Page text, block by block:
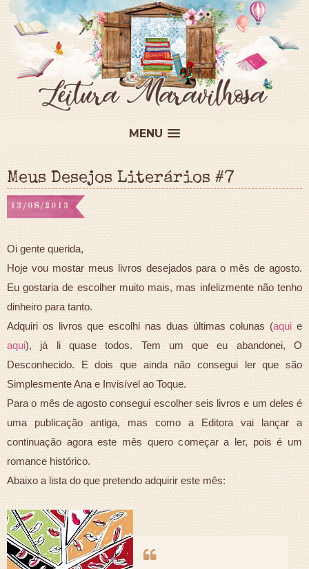
MENU
Meus Desejos Literários #7
13/08/2013
Oi gente querida,
Hoje vou mostar meus livros desejados para o mês de agosto.
Eu gostaria de escolher muito mais, mas infelizmente não tenho
dinheiro para tanto.
Adquiri os livros que escolhi nas duas últimas colunas (aquie
aqui), já li quase todos. Tem um que eu abandonei, O
Desconhecido. E dois que ainda não consegui ler que são
Simplesmente Ana e Invisível ao Toque.
Para o mês de agosto consegui escolher seis livros e um deles é
uma publicação antiga, mas como a Editora vai lançar a
continuação agora este mês quero começar a ler, pois é um
romance histórico.
Abaixo a lista do que pretendo adquirir este mês: